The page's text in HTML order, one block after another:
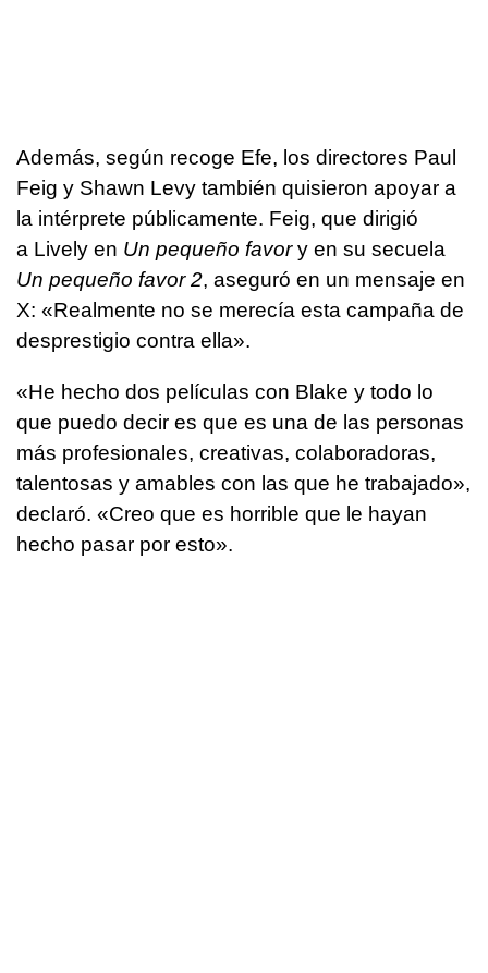
Además, según recoge Efe, los directores Paul
Feig y Shawn Levy también quisieron apoyar a
la intérprete públicamente. Feig, que dirigió
a Lively en Un pequeño favory en su secuela
Un pequeño favor 2, aseguró en un mensaje en
X: «Realmente no se merecía esta campaña de
desprestigio contra ella».
«He hecho dos películas con Blake y todo lo
que puedo decir es que es una de las personas
más profesionales, creativas, colaboradoras,
talentosas y amables con las que he trabajado»,
declaró. «Creo que es horrible que le hayan
hecho pasar por esto».